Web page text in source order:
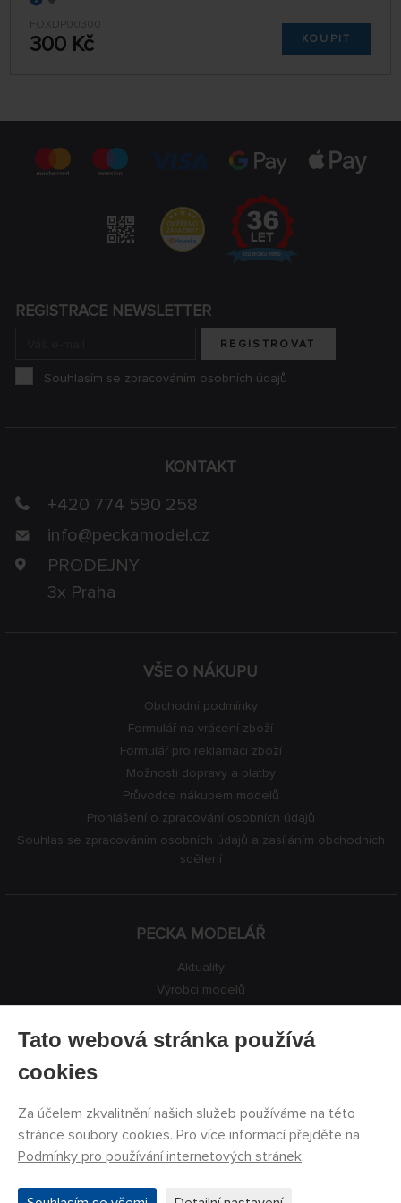
FOXDP00300
300 Kč KOUPIT
VŠE O NÁKUPU
Obchodní podmínky
Formulář na vrácení zboží
Formulář pro reklamaci zboží
Možnosti dopravy a platby
Průvodce nákupem modelů
Prohlášení o zpracování osobních údajů
Souhlas se zpracováním osobních údajů a zasíláním obchodních
sdělení
PECKA MODELÁŘ
Aktuality
Výrobci modelů
Kontakty
KONTAKT
+420 774 590 258
info@peckamodel.cz
PRODEJNY
3x Praha
REGISTRACE NEWSLETTER
REGISTROVAT
Souhlasím se zpracováním osobních údajů
©PECKA MODELÁŘ s.r.o.
Tato webová stránka používá
cookies
Za účelem zkvalitnění našich služeb používáme na této
stránce soubory cookies. Pro více informací přejděte na
Podmínky pro používání internetových stránek.